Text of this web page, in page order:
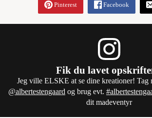
Pinterest Facebook
Fik du lavet
Jeg ville ELSKE at se dine kreationer! Tag
@albertestengaard og brug evt.
dit madeventyr